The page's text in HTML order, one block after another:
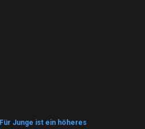
Für Junge ist ein höheres